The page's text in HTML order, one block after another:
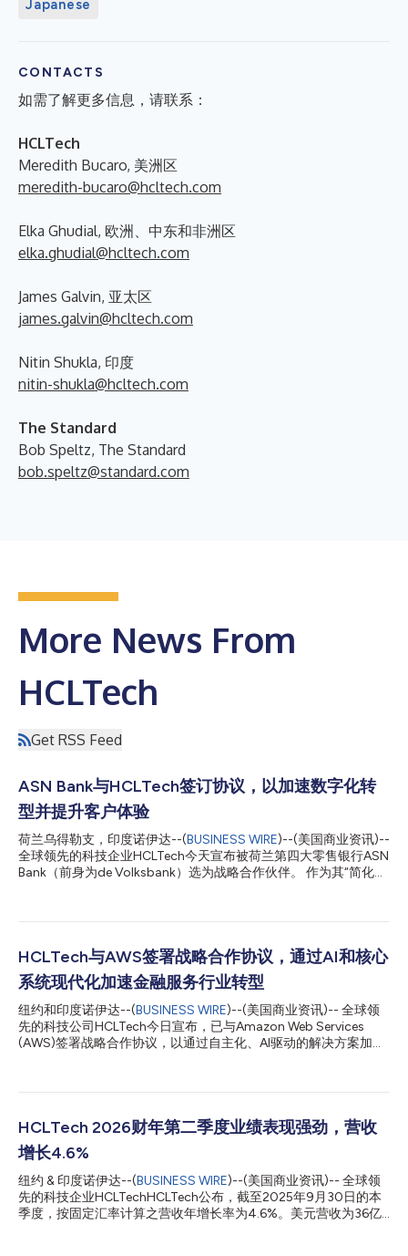
Japanese
CONTACTS
如需了解更多信息，请联系：
HCLTech
Meredith Bucaro, 美洲区
meredith-bucaro@hcltech.com
Elka Ghudial, 欧洲、中东和非洲区
elka.ghudial@hcltech.com
James Galvin, 亚太区
james.galvin@hcltech.com
Nitin Shukla, 印度
nitin-shukla@hcltech.com
The Standard
Bob Speltz, The Standard
bob.speltz@standard.com
More News From
HCLTech
Get RSS Feed
ASN Bank与HCLTech签订协议，以加速数字化转
型并提升客户体验
荷兰乌得勒支，印度诺伊达--(BUSINESS WIRE)--(美国商业资讯)--
全球领先的科技企业HCLTech今天宣布被荷兰第四大零售银行ASN
Bank（前身为de Volksbank）选为战略合作伙伴。 作为其“简化与
组织架构。根据这项多年期协议，HCLTech将为ASN Bank的企业
客户体验。 ASN Bank首席信息官Michel Ruijterman表
示：“HCLTech在为金融服务行业提供可扩展、创新解决方案方面
业绩卓著，此次协议的签署让我们现在可以更有信心地推进业务精
简，减少现有产品数量，并根据新战略调整底层流程和系统。系统
的标准化和进一步自动化将使我们能够更高效地组织业务运营。”
HCLTech执行副总裁兼欧洲金融服务主管Sudip Lahiri表示：“我们
的工程理念和可扩展的、以领域为导向的解决方案与ASN Bank的
HCLTech与AWS签署战略合作协议，通过AI和核心
系统现代化加速金融服务行业转型
纽约和印度诺伊达--(BUSINESS WIRE)--(美国商业资讯)-- 全球领
先的科技公司HCLTech今日宣布，已与Amazon Web Services
(AWS)签署战略合作协议，以通过自主化、AI驱动的解决方案加速
果。 HCLTech首席增长官兼全球金融服务负责人Srinivasan
融机构亟需一位值得信赖的合作伙伴，能够全程参与转型生命周
期。金融机构正面临越来越大的压力，需要实现系统现代化、提供
卓越客户体验并满足可持续发展要求，而许多机构仍受困于传统基
础设施、数据孤岛和复杂的监管要求。我们与AWS的合作旨在解
决这些挑战，提供专为金融服务行业设计的成熟解决方案和专业能
力，同时加速迈向自主化未来的步伐。” HCLTech将推出一个预先
构建、符合行业规范的解决方案套件，旨在实现呼叫中心现代化、
HCLTech 2026财年第二季度业绩表现强劲，营收
增长4.6%
纽约 & 印度诺伊达--(BUSINESS WIRE)--(美国商业资讯)-- 全球领
先的科技企业HCLTechHCLTech公布，截至2025年9月30日的本
季度，按固定汇率计算之营收年增长率为4.6%。美元营收为36亿